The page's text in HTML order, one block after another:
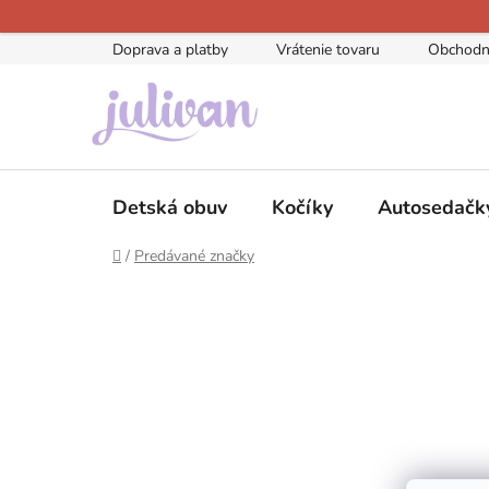
na
Doprava a platby Vrátenie tovaru
Detská obuv Kočíky
Domov
/ Predávané značky